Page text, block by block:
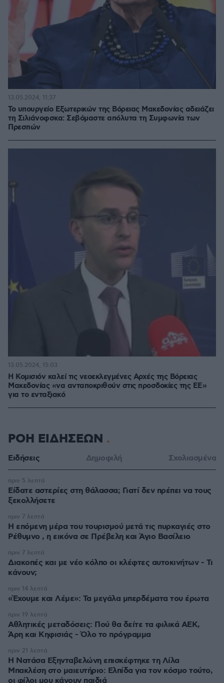
Το υπουργείο Εξωτερικών της Βόρειας Μακεδονίας αδειάζει
τη Σιλιάνοφσκα: Σεβόμαστε απόλυτα τη Συμφωνία των
Πρεσπών
13.05.2024, 11:37
Η Κομισιόν καλεί τις νεοεκλεγμένες Αρχές της Βόρειας
Μακεδονίας «να ανταποκριθούν στις προσδοκίες της ΕΕ»
για το ενταξιακό
13.05.2024, 15:03
ΡΟΗ ΕΙΔΗΣΕΩΝ
Ειδήσεις Δημοφιλή Σχολιασμένα
Είδατε αστερίες στη θάλασσα; Γιατί δεν πρέπει να τους
ξεκολλήσετε
πριν 5 λεπτά
Η επόμενη μέρα του τουρισμού μετά τις πυρκαγιές στο
Ρέθυμνο , η εικόνα σε Πρέβελη και Άγιο Βασίλειο
πριν 7 λεπτά
Διακοπές και με νέο κόλπο οι κλέφτες αυτοκινήτων - Τι
κάνουν;
πριν 7 λεπτά
«Έχουμε και Λέμε»: Τα μεγάλα μπερδέματα του έρωτα
πριν 14 λεπτά
Αθλητικές μεταδόσεις: Πού θα δείτε τα φιλικά ΑΕΚ,
Άρη και Κηφισιάς - Όλο το πρόγραμμα
πριν 19 λεπτά
Η Νατάσα Εξηνταβελώνη επισκέφτηκε τη Λίλα
Μπακλέση στο μαιευτήριο: Ελπίδα για τον κόσμο τούτο,
οι φίλοι μου κάνουν παιδιά
πριν 21 λεπτά